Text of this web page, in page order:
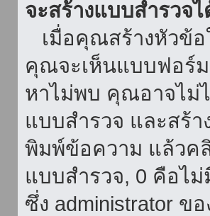
จะสร้างแบบสำรวจไ
เมื่อคุณสร้างหัวข้
คุณจะเห็นแบบฟอร์
หาไม่พบ คุณอาจไม่
แบบสำรวจ และสร้า
พิมพ์ข้อความ แล้วค
แบบสำรวจ, 0 คือไ
ซึ่ง administrator ข